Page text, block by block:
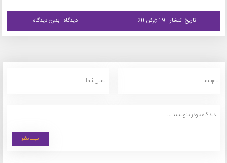
تاریخ انتشار : 19 ژوئن 20 دیدگاه : بدون دیدگاه